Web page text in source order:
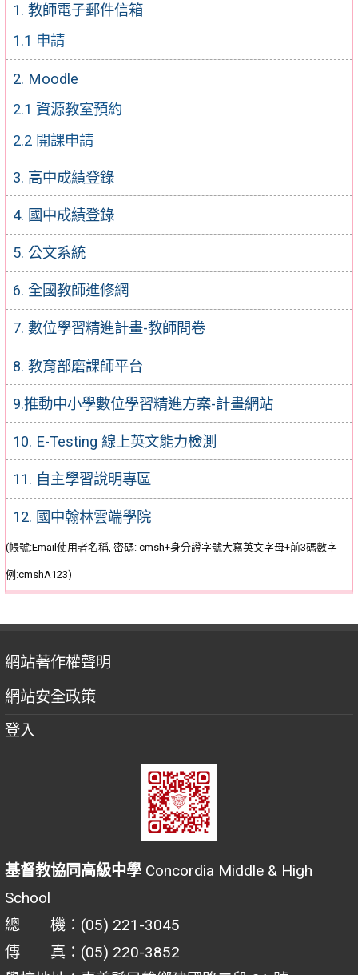
1. 教師電子郵件信箱
1.1 申請
2. Moodle
2.1 資源教室預約
2.2 開課申請
3. 高中成績登錄
4. 國中成績登錄
5. 公文系統
6. 全國教師進修網
7. 數位學習精進計畫-教師問卷
8. 教育部磨課師平台
9.推動中小學數位學習精進方案-計畫網站
10. E-Testing 線上英文能力檢測
11. 自主學習說明專區
12. 國中翰林雲端學院
(帳號:Email使用者名稱, 密碼: cmsh+身分證字號大寫英文字母+前3碼數字
例:cmshA123)
網站著作權聲明
網站安全政策
登入
基督教協同高級中學 Concordia Middle & High
School
總 機：(05) 221-3045
傳 真：(05) 220-3852